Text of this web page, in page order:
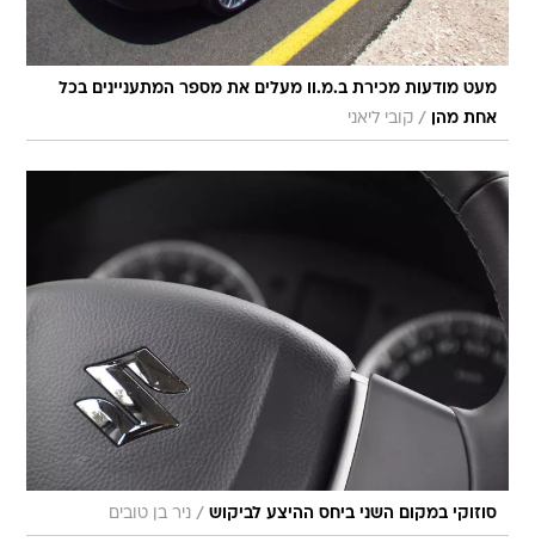
מעט מודעות מכירת ב.מ.וו מעלים את מספר המתעניינים בכל
אחת מהן
/ קובי ליאני
סוזוקי במקום השני ביחס ההיצע לביקוש / ניר בן טובים